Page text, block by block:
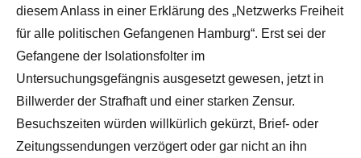
diesem Anlass in einer Erklärung des „Netzwerks Freiheit
für alle politischen Gefangenen Hamburg“. Erst sei der
Gefangene der Isolationsfolter im
Untersuchungsgefängnis ausgesetzt gewesen, jetzt in
Billwerder der Strafhaft und einer starken Zensur.
Besuchszeiten würden willkürlich gekürzt, Brief- oder
Zeitungssendungen verzögert oder gar nicht an ihn